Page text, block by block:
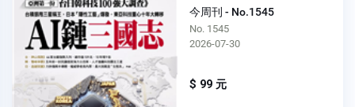
今周刊 - No.1545
No. 1545
2026-07-30
$ 99 元